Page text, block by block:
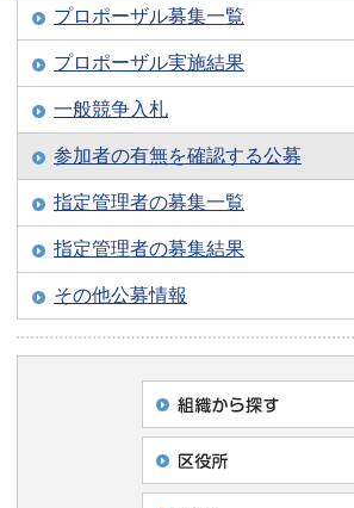
プロポーザル募集一覧
プロポーザル実施結果
一般競争入札
参加者の有無を確認する公募
指定管理者の募集一覧
指定管理者の募集結果
その他公募情報